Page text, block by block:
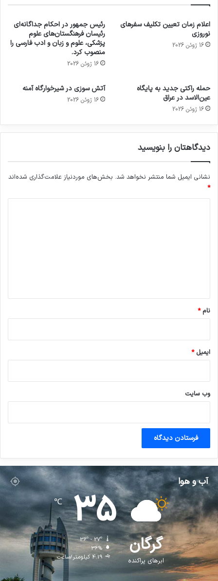
اعلام زمان تعیین تکلیف سفرهای
نوروزی
16 ژوئن 2026
رئیس جمهور در احکام جداگانه‌ای
رئیسان فرهنگستان‌های علوم
پزشکی، علوم و زبان و ادب فارسی را
منصوب کرد.
16 ژوئن 2026
حمله راکتی جدید به پایگاه
عین‌الاسد در عراق
16 ژوئن 2026
آتش سوزی در شیرخوارگاه آمنه
16 ژوئن 2026
دیدگاهتان را بنویسید
نشانی ایمیل شما منتشر نخواهد شد. بخش‌های موردنیاز علامت‌گذاری شده‌اند
*
نام*
ایمیل*
وب‌ سایت
آب و هوا
گرگان
ابرهای پراکنده
35
℃
36º - 27º
36%
4.19 کیلومتر/ساعت